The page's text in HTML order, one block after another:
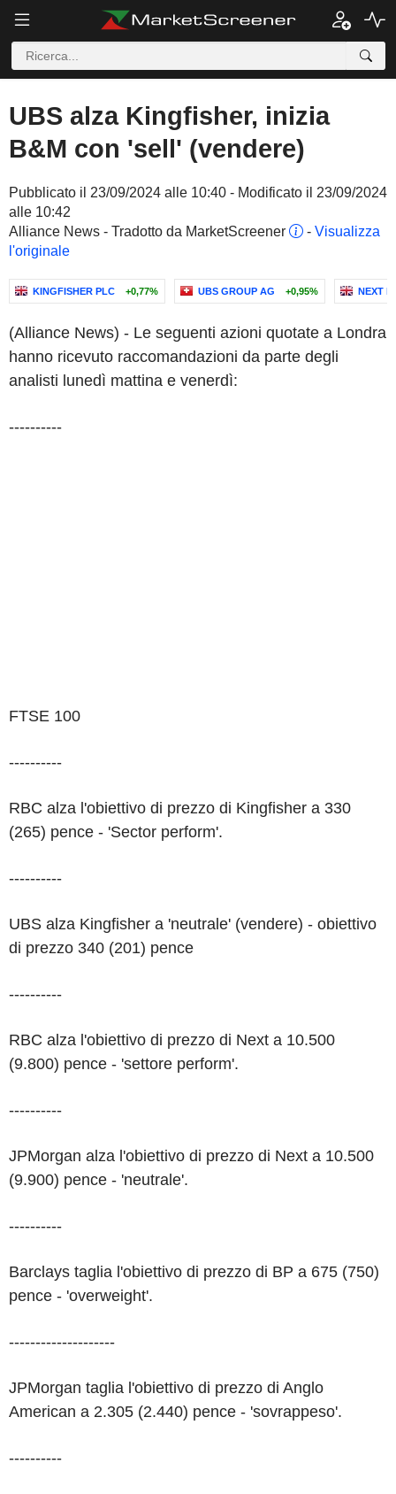
UBS alza Kingfisher, inizia
B&M con 'sell' (vendere)
Pubblicato il 23/09/2024 alle 10:40 - Modificato il 23/09/2024
alle 10:42
Alliance News - Tradotto da MarketScreener
- Visualizza
l'originale
KINGFISHER PLC +0,77% UBS GROUP AG +0,95% NEXT
(Alliance News) - Le seguenti azioni quotate a Londra
hanno ricevuto raccomandazioni da parte degli
analisti lunedì mattina e venerdì:
----------
FTSE 100
----------
RBC alza l'obiettivo di prezzo di Kingfisher a 330
(265) pence - 'Sector perform'.
----------
UBS alza Kingfisher a 'neutrale' (vendere) - obiettivo
di prezzo 340 (201) pence
----------
RBC alza l'obiettivo di prezzo di Next a 10.500
(9.800) pence - 'settore perform'.
----------
JPMorgan alza l'obiettivo di prezzo di Next a 10.500
(9.900) pence - 'neutrale'.
----------
Barclays taglia l'obiettivo di prezzo di BP a 675 (750)
pence - 'overweight'.
--------------------
JPMorgan taglia l'obiettivo di prezzo di Anglo
American a 2.305 (2.440) pence - 'sovrappeso'.
----------